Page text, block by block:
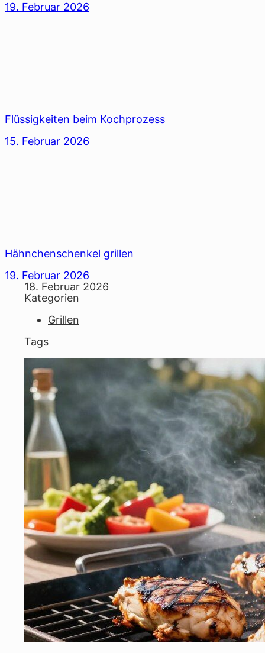
19. Februar 2026
Flüssigkeiten beim Kochprozess
15. Februar 2026
Hähnchenschenkel grillen
19. Februar 2026
18. Februar 2026
Kategorien
Grillen
Tags